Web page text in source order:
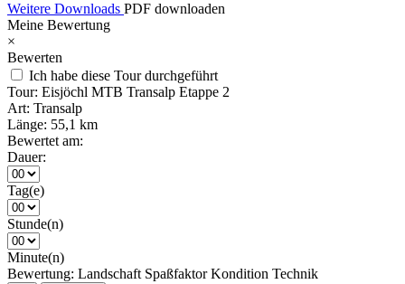
Weitere Downloads PDF downloaden
Meine Bewertung
×
Bewerten
Ich habe diese Tour durchgeführt
Tour: Eisjöchl MTB Transalp Etappe 2
Art: Transalp
Länge: 55,1 km
Bewertet am:
Dauer:
Tag(e)
Stunde(n)
Minute(n)
Bewertung: Landschaft Spaßfaktor Kondition Technik